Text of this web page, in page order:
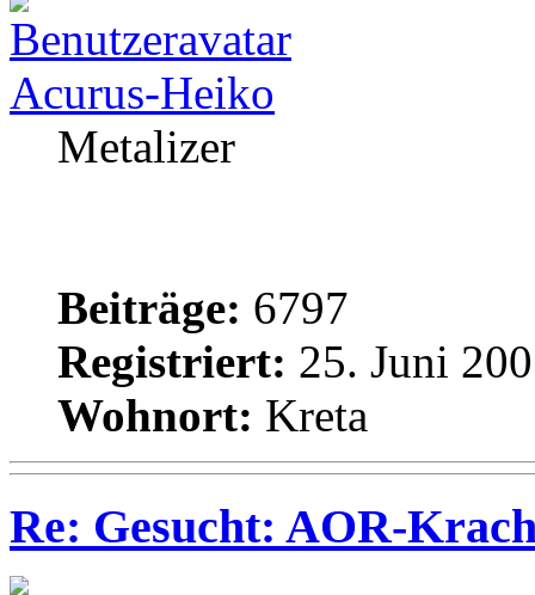
Acurus-Heiko
Metalizer
Beiträge: 6797
Registriert: 25. Juni
Wohnort: Kreta
Re: Gesucht: AOR-